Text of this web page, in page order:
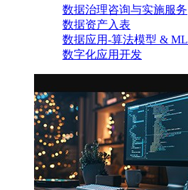
数据治理咨询与实施服务
数据资产入表
数据应用-算法模型 & ML
数字化应用开发